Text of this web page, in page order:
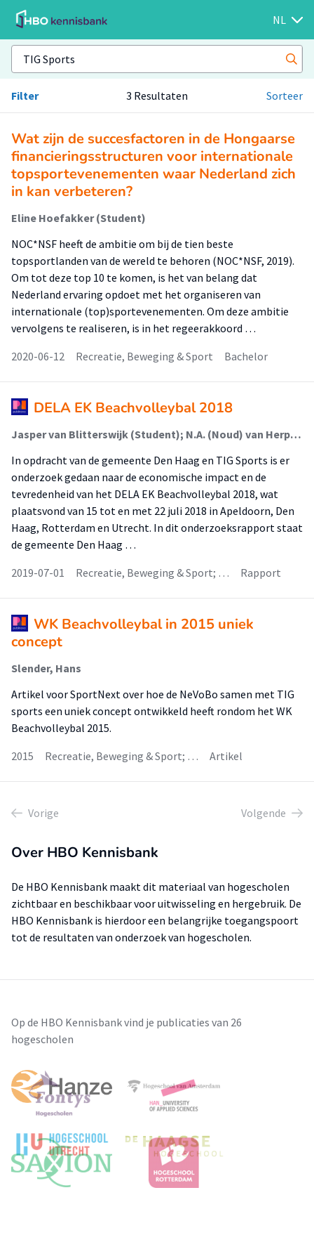
NL
Filter 3 Resultaten Sorteer
Wat zijn de succesfactoren in de Hongaarse
financieringsstructuren voor internationale
topsportevenementen waar Nederland zich
in kan verbeteren?
Eline Hoefakker (Student)
NOC*NSF heeft de ambitie om bij de tien beste
topsportlanden van de wereld te behoren (NOC*NSF, 2019).
Om tot deze top 10 te komen, is het van belang dat
Nederland ervaring opdoet met het organiseren van
internationale (top)sportevenementen. Om deze ambitie
vervolgens te realiseren, is in het regeerakkoord …
2020-06-12
Recreatie, Beweging & Sport Bachelor
DELA EK Beachvolleybal 2018
Jasper van Blitterswijk (Student); N.A. (Noud) van Herpen (Lid Lectoraat)
In opdracht van de gemeente Den Haag en TIG Sports is er
onderzoek gedaan naar de economische impact en de
tevredenheid van het DELA EK Beachvolleybal 2018, wat
plaatsvond van 15 tot en met 22 juli 2018 in Apeldoorn, Den
Haag, Rotterdam en Utrecht. In dit onderzoeksrapport staat
de gemeente Den Haag …
2019-07-01
Recreatie, Beweging & Sport; … Rapport
WK Beachvolleybal in 2015 uniek
concept
Slender, Hans
Artikel voor SportNext over hoe de NeVoBo samen met TIG
sports een uniek concept ontwikkeld heeft rondom het WK
Beachvolleybal 2015.
2015
Recreatie, Beweging & Sport; … Artikel
Vorige Volgende
Over HBO Kennisbank
De HBO Kennisbank maakt dit materiaal van hogescholen
zichtbaar en beschikbaar voor uitwisseling en hergebruik. De
HBO Kennisbank is hierdoor een belangrijke toegangspoort
tot de resultaten van onderzoek van hogescholen.
Op de HBO Kennisbank vind je publicaties van 26
hogescholen